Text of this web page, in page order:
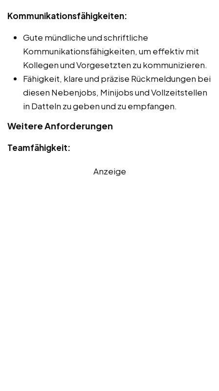
Kommunikationsfähigkeiten:
Gute mündliche und schriftliche
Kommunikationsfähigkeiten, um effektiv mit
Kollegen und Vorgesetzten zu kommunizieren.
Fähigkeit, klare und präzise Rückmeldungen bei
diesen Nebenjobs, Minijobs und Vollzeitstellen
in Datteln zu geben und zu empfangen.
Weitere Anforderungen
Teamfähigkeit:
Anzeige